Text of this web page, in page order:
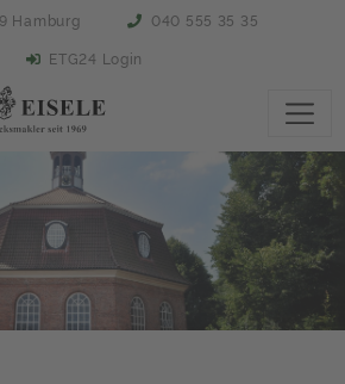
Hamburg
040 555 35 35
ETG24 Login